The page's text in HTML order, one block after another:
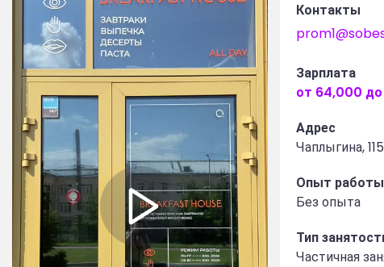
Контакты
Зарплата
от 64,000
Адрес
Чаплыгина, 115
Опыт
Без опыта
Тип
Частичная